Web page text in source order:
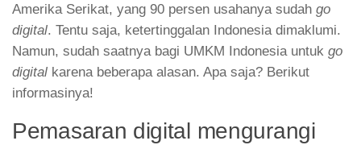
Amerika Serikat, yang 90 persen usahanya sudah go
digital. Tentu saja, ketertinggalan Indonesia dimaklumi.
Namun, sudah saatnya bagi UMKM Indonesia untuk go
digital karena beberapa alasan. Apa saja? Berikut
informasinya!
Pemasaran digital mengurangi